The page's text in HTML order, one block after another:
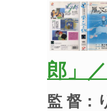
郎」
監 督：